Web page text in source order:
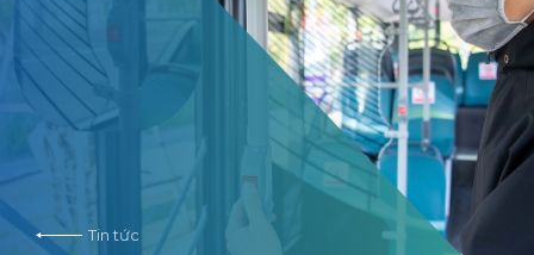
Tin tức